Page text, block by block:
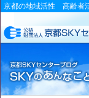
京都の地域活性 高齢者